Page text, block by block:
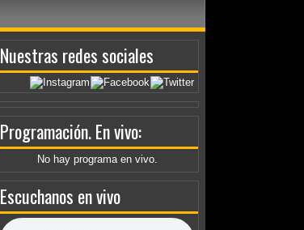
Nuestras redes sociales
Programación. En vivo:
No hay programa en vivo.
Escuchanos en vivo